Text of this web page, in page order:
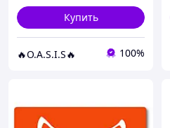
Купить
🔥O.A.S.I.S🔥 100%